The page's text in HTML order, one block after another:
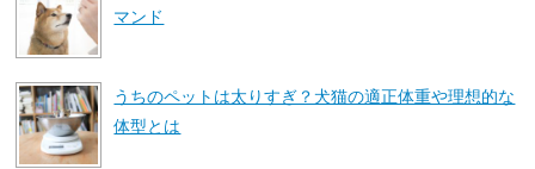
マンド
うちのペットは太りすぎ？犬猫の適正体重や理想的な
体型とは